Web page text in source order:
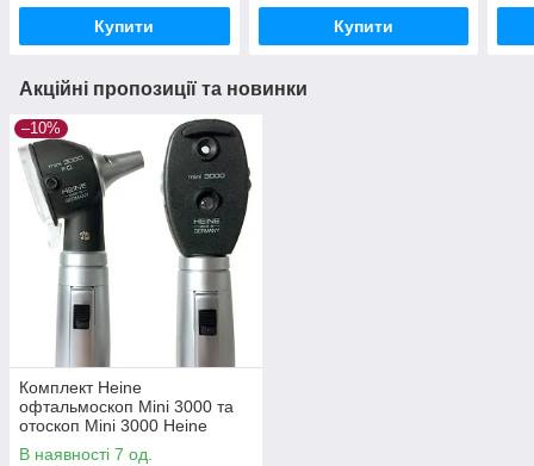
Купити Купити
Акційні пропозиції та новинки
–10%
Комплект Heine
офтальмоскоп Mini 3000 та
отоскоп Mini 3000 Heine
Медапаратура
В наявності 7 од.